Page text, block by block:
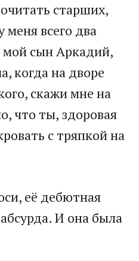
старших,
всего два
мой сын Аркадий,
когда на дворе
скажи мне на
что ты, здоровая
с тряпкой на
её дебютная
И она была